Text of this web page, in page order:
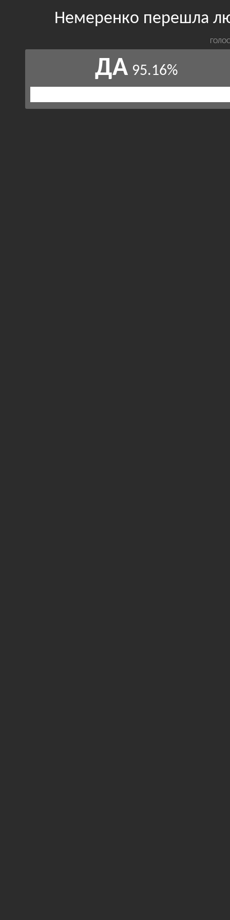
Немеренко перешла
ДА 95.16%